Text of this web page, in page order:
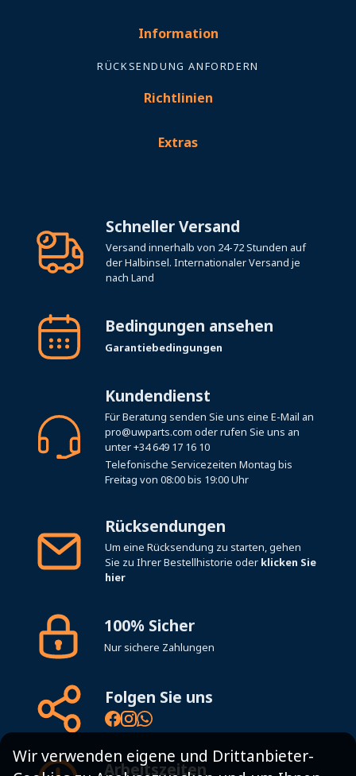
Information
RÜCKSENDUNG ANFORDERN
Richtlinien
Extras
Schneller Versand
Versand innerhalb von 24-72 Stunden auf
der Halbinsel. Internationaler Versand je
nach Land
Bedingungen ansehen
Garantiebedingungen
Kundendienst
Für Beratung senden Sie uns eine E-Mail an
pro@uwparts.com oder rufen Sie uns an
unter+34 649 17 16 10
Telefonische Servicezeiten Montag bis
Freitag von 08:00 bis 19:00 Uhr
Rücksendungen
Um eine Rücksendung zu starten, gehen
Sie zu Ihrer Bestellhistorie oder klicken Sie
hier
100% Sicher
Nur sichere Zahlungen
Folgen Sie uns
Arbeitszeiten
Wir verwenden eigene und Drittanbieter-